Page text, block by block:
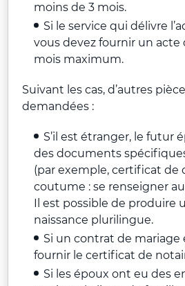
moins de 3 mois.
Si le service qui délivre
vous devez fournir un acte
mois maximum.
Suivant les cas, d’autres
demandées :
S’il est étranger, le futur
des documents
(par exemple, certificat de
coutume : se renseigner
Il est possible de produire
naissance plurilingue.
Si un contrat de mariage
fournir le certificat de
Si les époux ont eu des